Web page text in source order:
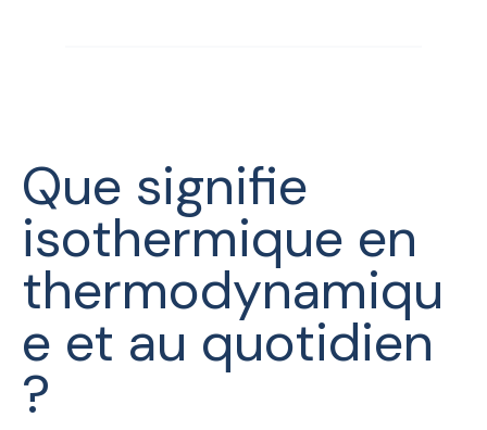
Que signifie
isothermique en
thermodynamiqu
e et au quotidien
?